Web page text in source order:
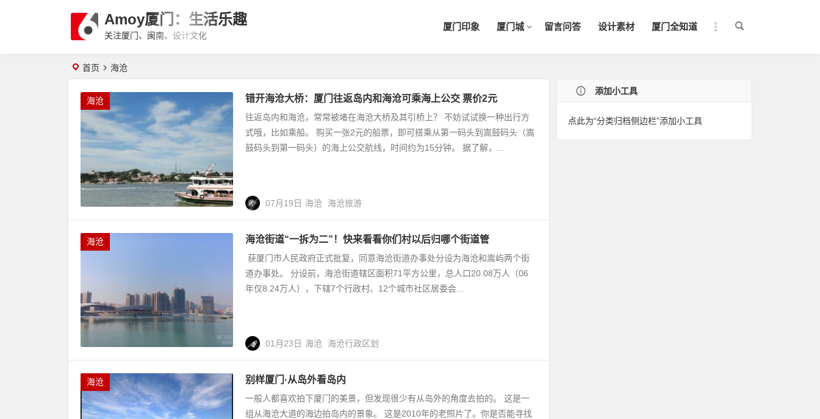
Amoy厦门：生活乐趣
关注厦门、闽南、设计文化
厦门印象 厦门城 留言问答 设计素材 厦门全知道
首页 海沧
海沧 错开海沧大桥：厦门往返岛内和海沧可乘海上公交 票价2元
往返岛内和海沧，常常被堵在海沧大桥及其引桥上？ 不妨试试换一种出行方
式哦，比如乘船。 购买一张2元的船票，即可搭乘从第一码头到嵩鼓码头（嵩
鼓码头到第一码头）的海上公交航线，时间约为15分钟。 据了解，...
07月19日 海沧 海沧旅游
海沧 海沧街道“一拆为二”！快来看看你们村以后归哪个街道管
获厦门市人民政府正式批复，同意海沧街道办事处分设为海沧和嵩屿两个街
道办事处。 分设前，海沧街道辖区面积71平方公里，总人口20.08万人（06
年仅8.24万人），下辖7个行政村、12个城市社区居委会...
01月23日 海沧 海沧行政区划
海沧 别样厦门·从岛外看岛内
一般人都喜欢拍下厦门的美景，但发现很少有从岛外的角度去拍的。 这是一
组从海沧大道的海边拍岛内的景象。 这是2010年的老照片了。你是否能寻找
添加小工具
点此为“分类归档侧边栏”添加小工具